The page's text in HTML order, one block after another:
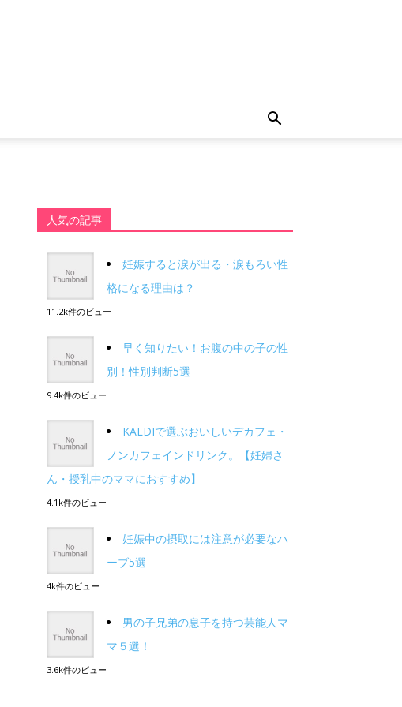
人気の記事
妊娠すると涙が出る・涙もろい性
格になる理由は？
11.2k件のビュー
早く知りたい！お腹の中の子の性
別！性別判断5選
9.4k件のビュー
KALDIで選ぶおいしいデカフェ・
ノンカフェインドリンク。【妊婦さ
ん・授乳中のママにおすすめ】
4.1k件のビュー
妊娠中の摂取には注意が必要なハ
ーブ5選
4k件のビュー
男の子兄弟の息子を持つ芸能人マ
マ５選！
3.6k件のビュー